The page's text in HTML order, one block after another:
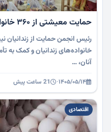
حمایت معیشتی از ۳۶۰ خانواده زندانی در نیشابور
رئیس انجمن حمایت از زندانیان
خانواده‌های زندانیان و کمک به
آنان، …
۱۴۰۵/۰۵/۱۴· 21 ساعت پیش
اقتصادی